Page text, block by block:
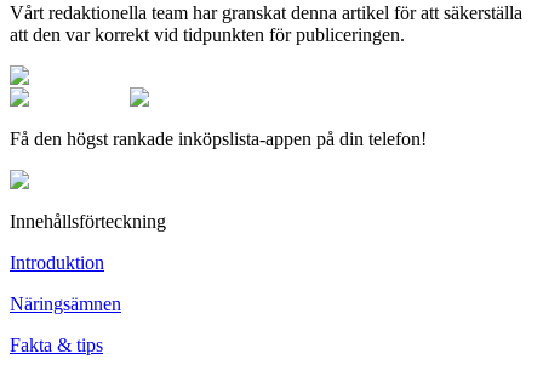
Vårt redaktionella team har granskat denna artikel för att säkerställa
att den var korrekt vid tidpunkten för publiceringen.
Få den högst rankade inköpslista-appen på din telefon!
Innehållsförteckning
Introduktion
Näringsämnen
Fakta & tips